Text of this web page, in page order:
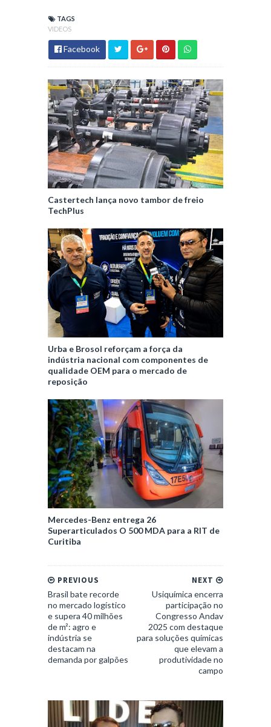
TAGS
VIDEOS
Facebook
Castertech lança novo tambor de freio
TechPlus
Urba e Brosol reforçam a força da
indústria nacional com componentes de
qualidade OEM para o mercado de
reposição
Mercedes-Benz entrega 26
Superarticulados O 500 MDA para a RIT de
Curitiba
NEXT
Usiquímica encerra
participação no
Congresso Andav
2025 com destaque
para soluções químicas
que elevam a
produtividade no
campo
PREVIOUS
Brasil bate recorde
no mercado logístico
e supera 40 milhões
de m²: agro e
indústria se
destacam na
demanda por galpões